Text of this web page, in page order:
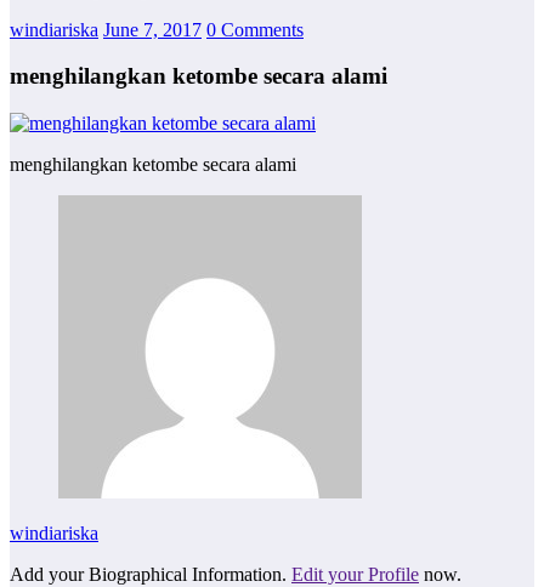
windiariska June 7, 2017 0 Comments
menghilangkan ketombe secara alami
menghilangkan ketombe secara alami
windiariska
Add your Biographical Information. Edit your Profile now.